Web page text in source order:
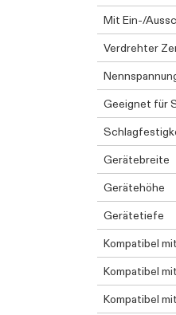
Mit Ein-/
Verdrehter
Geeignet für
Gerätebreite
Gerätehöhe
Gerätetiefe
Kompatibel
Kompatibel
Kompatibel